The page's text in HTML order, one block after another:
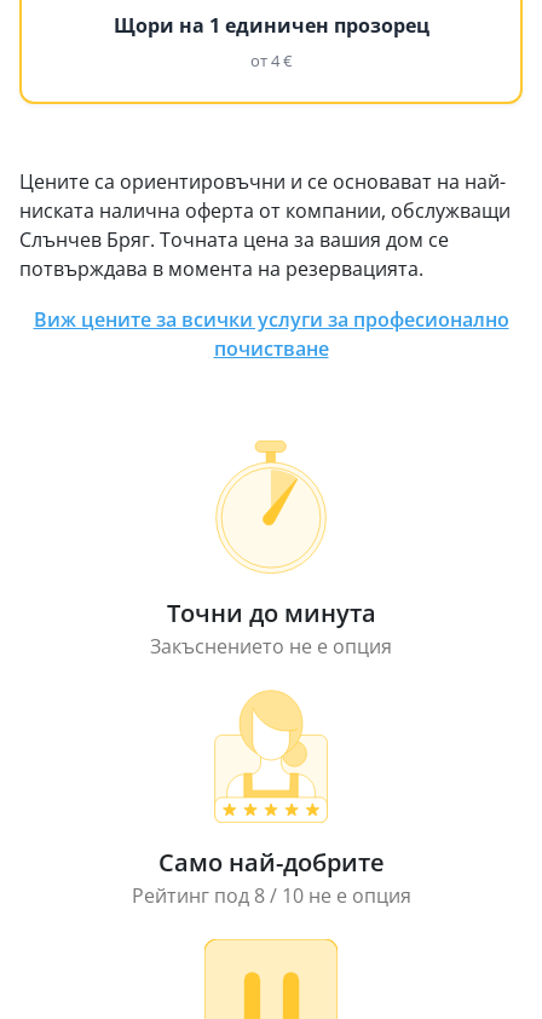
Щори на 1 единичен прозорец
от 4 €
Цените са ориентировъчни и се основават на най-
ниската налична оферта от компании, обслужващи
Слънчев Бряг. Точната цена за вашия дом се
потвърждава в момента на резервацията.
Виж цените за всички услуги за професионално
почистване
Точни до минута
Закъснението не е опция
Само най-добрите
Рейтинг под 8 / 10 не е опция